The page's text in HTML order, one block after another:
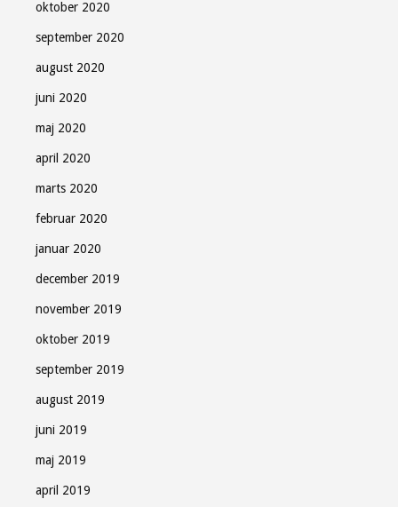
oktober 2020
september 2020
august 2020
juni 2020
maj 2020
april 2020
marts 2020
februar 2020
januar 2020
december 2019
november 2019
oktober 2019
september 2019
august 2019
juni 2019
maj 2019
april 2019